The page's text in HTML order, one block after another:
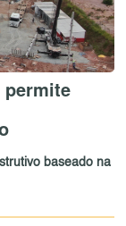
baseado na